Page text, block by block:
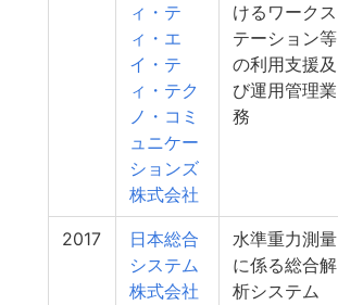
ィ・テ
ィ・エ
イ・テ
ィ・テク
ノ・コミ
ュニケー
ションズ
株式会社
けるワークス
テーション等
の利用支援及
び運用管理業
務
2017
日本総合
システム
株式会社
水準重力測量
に係る総合解
析システム